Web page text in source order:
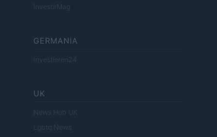
InvestirMag
GERMANIA
Investieren24
UK
News Hub UK
Lgbtq News